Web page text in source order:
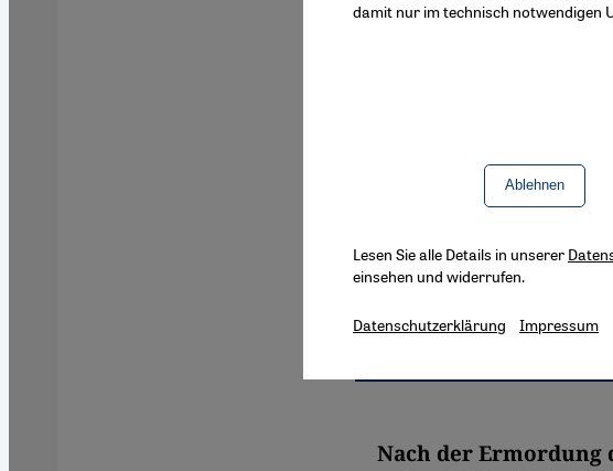
Nach der
damit nur im technisch notwendigen
Ablehnen
Lesen Sie alle Details in unserer
einsehen und widerrufen.
Datenschutzerklärung Impressum